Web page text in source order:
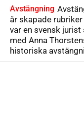
Avstängning
år skapade
var en svensk
med Anna
historiska